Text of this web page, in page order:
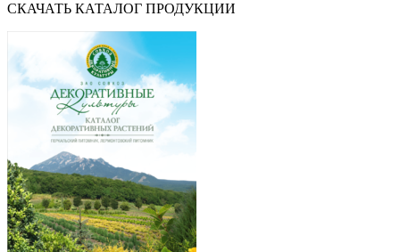
СКАЧАТЬ КАТАЛОГ ПРОДУКЦИИ